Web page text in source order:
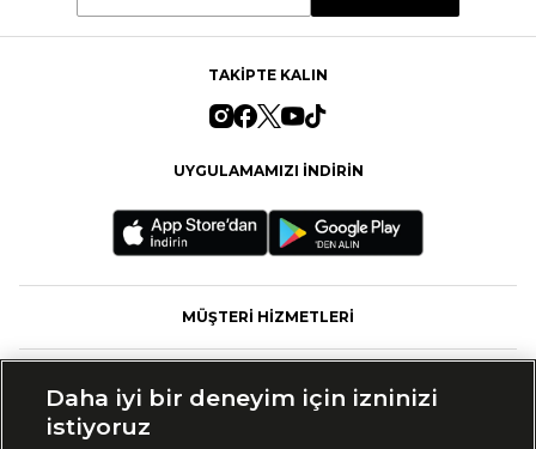
TAKİPTE KALIN
UYGULAMAMIZI İNDİRİN
MÜŞTERİ HİZMETLERİ
Daha iyi bir deneyim için izninizi
istiyoruz